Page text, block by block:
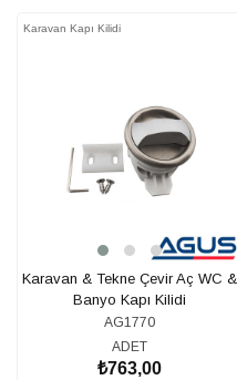
Karavan Kapı Kilidi
Karavan & Tekne Çevir Aç WC &
Banyo Kapı Kilidi
AG1770
ADET
₺763,00